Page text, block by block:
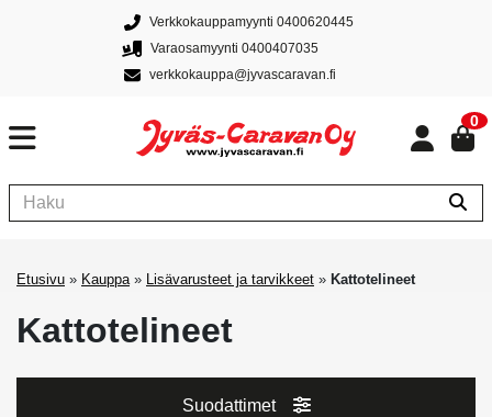
Verkkokauppamyynti 0400620445
Varaosamyynti 0400407035
verkkokauppa@jyvascaravan.fi
0
Etusivu » Kauppa» Lisävarusteet ja tarvikkeet » Kattotelineet
Kattotelineet
Suodattimet